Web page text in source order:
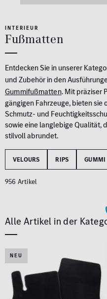
INTERIEUR
Fußmatten
VELOURS RIPS GUMMI
956 Artikel
Entdecken Sie in unserer
und Zubehör in den
Gummifußmatten. Mit präziser
gängigen Fahrzeuge, bieten
Schmutz- und
sowie eine langlebige Qualität,
stilvoll abrundet.
Alle Artikel in der
NEU